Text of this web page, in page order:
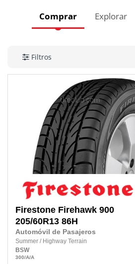
Comprar Explorar
Filtros
Firestone Firehawk 900
205/60R13 86H
Automóvil de Pasajeros
Summer / Highway Terrain
BSW
300/A/A